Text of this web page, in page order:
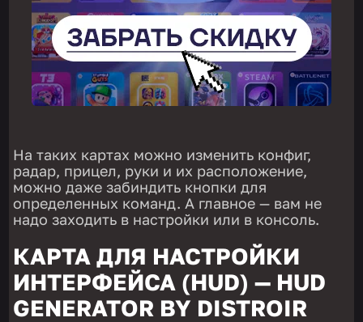
На таких картах можно изменить конфиг,
радар, прицел, руки и их расположение,
можно даже забиндить кнопки для
определенных команд. А главное — вам не
надо заходить в настройки или в консоль.
КАРТА ДЛЯ НАСТРОЙКИ
ИНТЕРФЕЙСА (HUD) — HUD
GENERATOR BY DISTROIR